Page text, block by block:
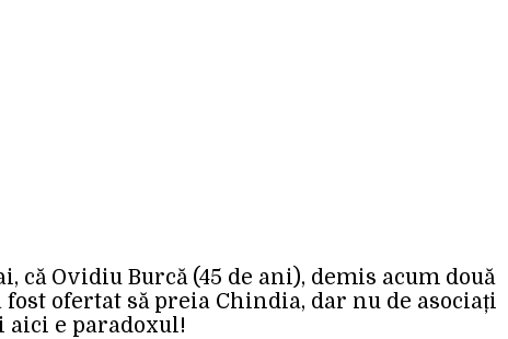
că Ovidiu Burcă (45 de ani), demis acum două
fost ofertat să preia Chindia, dar nu de asociați
aici e paradoxul!